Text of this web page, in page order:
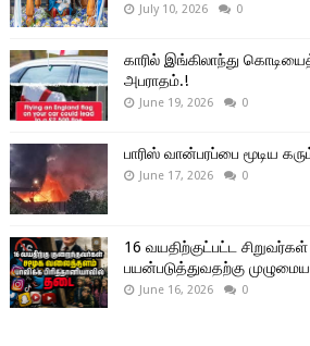
July 10, 2026 0
காரில் இங்கிலாந்து
அபராதம்.!
June 19, 2026 0
பாரிஸ் வான்பரப்பை மூடிய
June 17, 2026 0
16 வயதிற்குட்பட்ட
பயன்படுத்துவதற்கு
June 16, 2026 0